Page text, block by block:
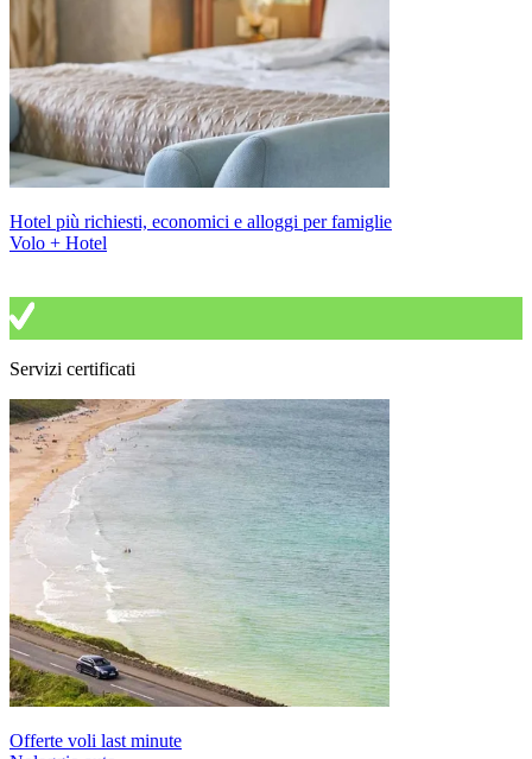
Hotel più richiesti, economici e alloggi per famiglie
Volo + Hotel
Servizi certificati
Offerte voli last minute